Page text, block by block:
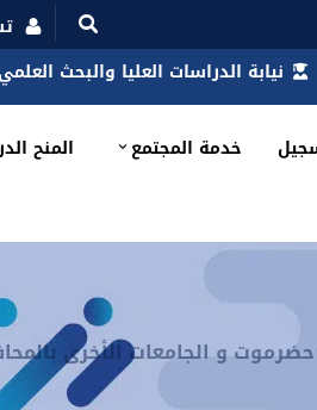
نيابة الدراسات العليا والبحث العلمي
خدمة المجتمع المنح
حضرموت و الجامعات الأخرى